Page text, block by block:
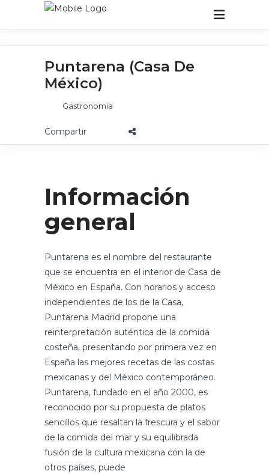
Puntarena (Casa De
México)
Gastronomía
Información
general
Puntarena es el nombre del restaurante
que se encuentra en el interior de Casa de
México en España. Con horarios y acceso
independientes de los de la Casa,
Puntarena Madrid propone una
reinterpretación auténtica de la comida
costeña, presentando por primera vez en
España las mejores recetas de las costas
mexicanas y del México contemporáneo.
Puntarena, fundado en el año 2000, es
reconocido por su propuesta de platos
sencillos que resaltan la frescura y el sabor
de la comida del mar y su equilibrada
fusión de la cultura mexicana con la de
otros países, puede